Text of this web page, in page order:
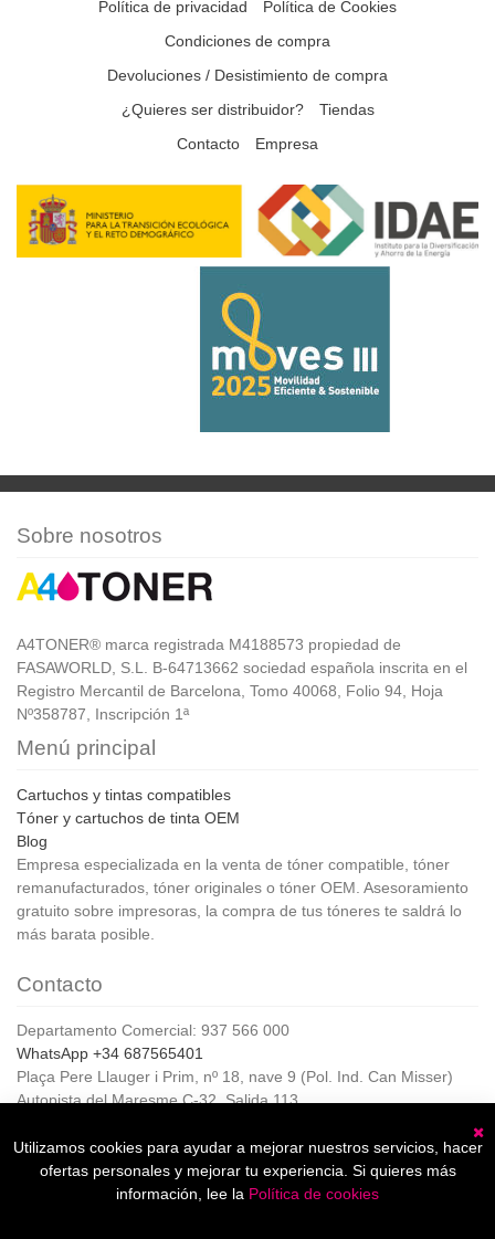
Política de privacidad
Política de Cookies
Condiciones de compra
Devoluciones / Desistimiento de compra
¿Quieres ser distribuidor?
Tiendas
Contacto
Empresa
Sobre nosotros
A4TONER® marca registrada M4188573 propiedad de
FASAWORLD, S.L. B-64713662 sociedad española inscrita en el
Registro Mercantil de Barcelona, Tomo 40068, Folio 94, Hoja
Nº358787, Inscripción 1ª
Menú principal
Cartuchos y tintas compatibles
Tóner y cartuchos de tinta OEM
Blog
Empresa especializada en la venta de tóner compatible, tóner
remanufacturados, tóner originales o tóner OEM. Asesoramiento
gratuito sobre impresoras, la compra de tus tóneres te saldrá lo
más barata posible.
Contacto
Departamento Comercial: 937 566 000
WhatsApp +34 687565401
Plaça Pere Llauger i Prim, nº 18, nave 9 (Pol. Ind. Can Misser)
Autopista del Maresme C-32, Salida 113
Horario de Atención al cliente:
De lunes a jueves de 8:00 a 17:00,
Viernes de 8:00 a 15:00
Utilizamos cookies para ayudar a mejorar nuestros servicios, hacer
ofertas personales y mejorar tu experiencia. Si quieres más
información, lee la Política de cookies